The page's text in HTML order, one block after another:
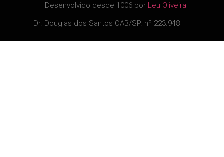
– Desenvolvido desde 1006 por Leu Oliveira
Dr. Douglas dos Santos OAB/SP. nº 223.948 –